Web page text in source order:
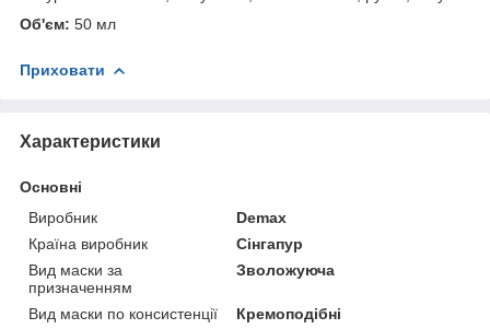
Об'єм: 50 мл
Приховати
Характеристики
Основні
Виробник
Demax
Країна виробник
Сінгапур
Вид маски за
призначенням
Зволожуюча
Вид маски по консистенції
Кремоподібні